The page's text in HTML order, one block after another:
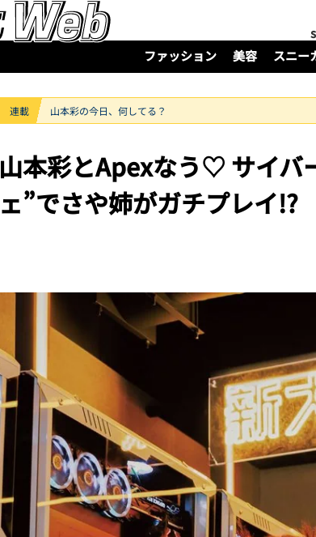
ファッション
美容 スニー
連載 山本彩の今日、何してる？
山本彩とApexなう♡ サイバ
ェ”でさや姉がガチプレイ!?